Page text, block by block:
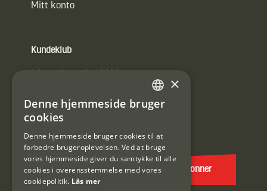
Mitt konto
Kundeklub
E-
post
(Påkrævet)
Abonner
SWEDISH
×
Denne hjemmeside bruger
cookies
Denne hjemmeside bruger cookies til at
forbedre brugeroplevelsen. Ved at bruge
vores hjemmeside giver du samtykke til alle
cookies i overensstemmelse med vores
cookiepolitik. Läs mer